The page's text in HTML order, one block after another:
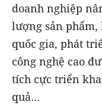
doanh nghiệp
lượng sản phẩm,
quốc gia, phát
công nghệ cao
tích cực triển
quả…